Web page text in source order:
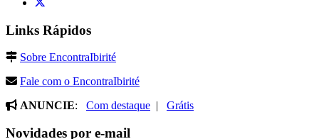
Links Rápidos
Sobre EncontraIbirité
Fale com o EncontraIbirité
ANUNCIE: Com destaque | Grátis
Novidades por e-mail